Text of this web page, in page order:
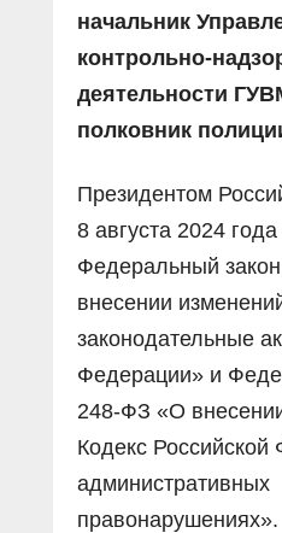
начальник
контрольно-
деятельности
полковник
Президентом
8 августа 2024
Федеральный
внесении
законодательные
Федерации» и
248-ФЗ «О
Кодекс
административных
правонарушениях».